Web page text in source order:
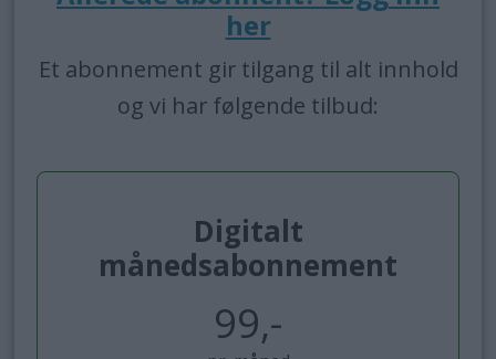
her
Et abonnement gir tilgang til alt innhold
og vi har følgende tilbud:
Digitalt
månedsabonnement
99,-